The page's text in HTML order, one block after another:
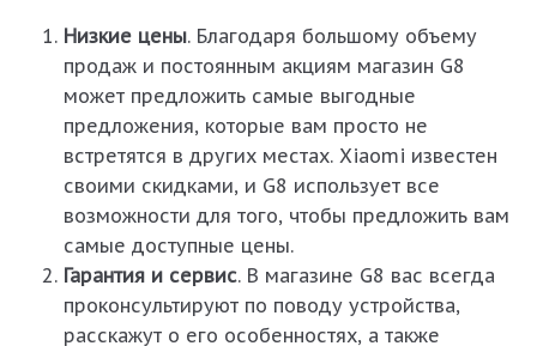
Низкие цены. Благодаря большому объему
продаж и постоянным акциям магазин G8
может предложить самые выгодные
предложения, которые вам просто не
встретятся в других местах. Xiaomi известен
своими скидками, и G8 использует все
возможности для того, чтобы предложить вам
самые доступные цены.
Гарантия и сервис. В магазине G8 вас всегда
проконсультируют по поводу устройства,
расскажут о его особенностях, а также